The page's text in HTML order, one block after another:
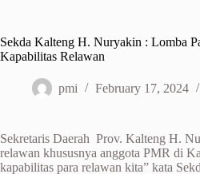
Sekda Kalteng H. Nuryakin : Lomba
Kapabilitas Relawan
pmi February 17, 2024
Sekretaris Daerah Prov. Kalteng H.
relawan khususnya anggota PMR di
kapabilitas para relawan kita” kata